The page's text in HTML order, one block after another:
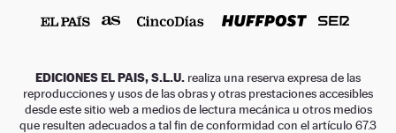
EDICIONES EL PAIS, S.L.U. realiza una reserva expresa de las
reproducciones y usos de las obras y otras prestaciones accesibles
desde este sitio web a medios de lectura mecánica u otros medios
que resulten adecuados a tal fin de conformidad con el artículo 67.3